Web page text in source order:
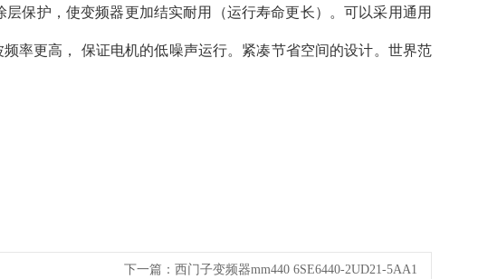
保护，使变频器更加结实耐用（运行寿命更长）。可以采用通用
率更高， 保证电机的低噪声运行。紧凑节省空间的设计。世界范
下一篇： 西门子变频器mm440 6SE6440-2UD21-5AA1